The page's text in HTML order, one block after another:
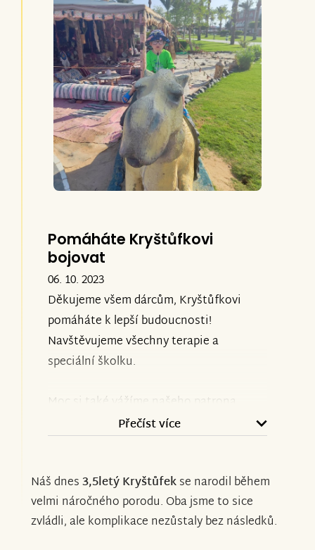
Pomáháte Kryštůfkovi
bojovat
06. 10. 2023
Děkujeme všem dárcům, Kryštůfkovi
pomáháte k lepší budoucnosti!
Navštěvujeme všechny terapie a
speciální školku.
Moc si také vážíme našeho patrona
Kubova English! Díky jeho podpoře jsme
Kryštůfkovi zaplatit a dopřát na co
nejdelší dobu.
Přečíst více
Náš dnes3,5letý Kryštůfekse narodil během
velmi náročného porodu. Oba jsme to sice
zvládli, ale komplikace nezůstaly bez následků.